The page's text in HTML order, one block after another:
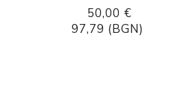
50,00 €
97,79 (BGN)